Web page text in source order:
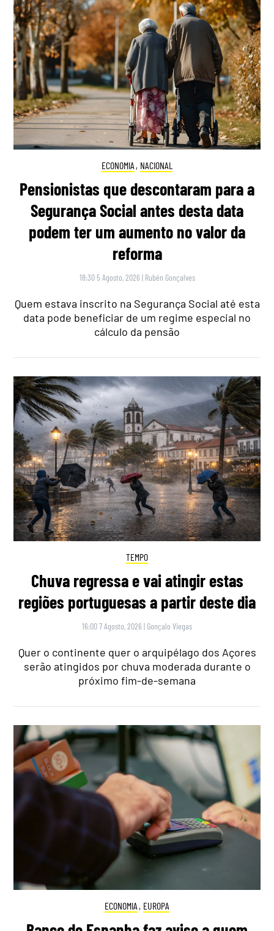
ECONOMIA , NACIONAL
Pensionistas que descontaram para a
Segurança Social antes desta data
podem ter um aumento no valor da
reforma
18:30 5 Agosto, 2026 | Rubén Gonçalves
Quem estava inscrito na Segurança Social até esta
data pode beneficiar de um regime especial no
cálculo da pensão
TEMPO
Chuva regressa e vai atingir estas
regiões portuguesas a partir deste dia
16:00 7 Agosto, 2026 | Gonçalo Viegas
Quer o continente quer o arquipélago dos Açores
serão atingidos por chuva moderada durante o
próximo fim-de-semana
ECONOMIA , EUROPA